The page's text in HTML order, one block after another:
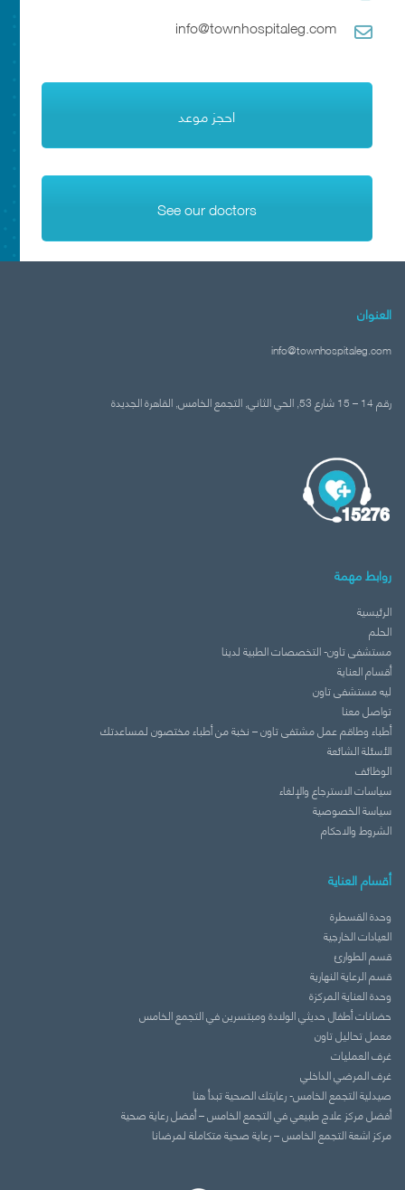
info@townhospitaleg.com
احجز موعد
See our doctors
العنوان
info@townhospitaleg.com
رقم 14 – 15 شارع 53, الحي الثاني, التجمع الخامس, القاهرة الجديدة‬
روابط مهمة
الرئيسية
الحلم
مستشفى تاون- التخصصات الطبية لدينا
أقسام العناية
ليه مستشفى تاون
تواصل معنا
أطباء وطاقم عمل مشتفى تاون – نخبة من أطباء مختصون لمساعدتك
الأسئلة الشائعة
الوظائف
سياسات الاسترجاع والإلغاء
سياسة الخصوصية
الشروط والاحكام
أقسام العناية
وحدة القسطرة
العيادات الخارجية
قسم الطوارئ
قسم الرعاية النهارية
وحدة العناية المركزة
حضانات أطفال حديثي الولادة ومبتسرين في التجمع الخامس
معمل تحاليل تاون
غرف العمليات
غرف المرضي الداخلي
صيدلية التجمع الخامس- رعايتك الصحية تبدأ هنا
أفضل مركز علاج طبيعي في التجمع الخامس – أفضل رعاية صحية
مركز اشعة التجمع الخامس – رعاية صحية متكاملة لمرضانا